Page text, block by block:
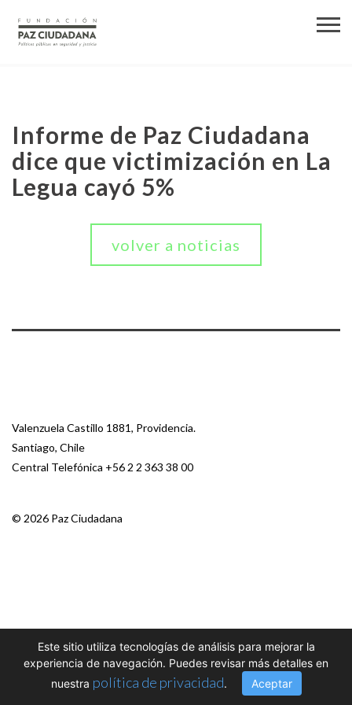
Informe de Paz Ciudadana
dice que victimización en La
Legua cayó 5%
volver a noticias
Valenzuela Castillo 1881, Providencia.
Santiago, Chile
Central Telefónica +56 2 2 363 38 00
© 2026 Paz Ciudadana
Este sitio utiliza tecnologías de análisis para mejorar la
experiencia de navegación. Puedes revisar más detalles en
nuestra política de privacidad. Aceptar